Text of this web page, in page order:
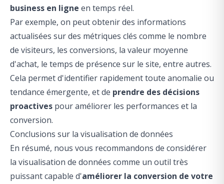
business en ligne en temps réel.
Par exemple, on peut obtenir des informations
actualisées sur des métriques clés comme le nombre
de visiteurs, les conversions, la valeur moyenne
d'achat, le temps de présence sur le site, entre autres.
Cela permet d'identifier rapidement toute anomalie ou
tendance émergente, et de prendre des décisions
proactives pour améliorer les performances et la
conversion.
Conclusions sur la visualisation de données
En résumé, nous vous recommandons de considérer
la visualisation de données comme un outil très
puissant capable d'améliorer la conversion de votre